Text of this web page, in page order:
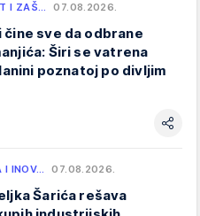
I ZAŠ… 07.08.2026.
sve da odbrane
Širi se vatrena
poznatoj po divljim
I INOV… 07.08.2026.
Šarića rešava